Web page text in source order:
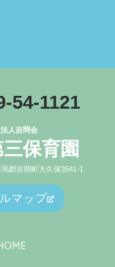
54-1121
人吉岡会
保育園
郡吉岡町大久保3541-1
マップ